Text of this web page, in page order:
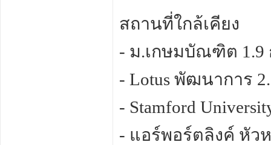
สถานที่ใกล้เคียง
- ม.เกษมบัณฑิต 1.9
- Lotus พัฒนาการ
- Stamford
- แอร์พอร์ตลิงค์ หัว